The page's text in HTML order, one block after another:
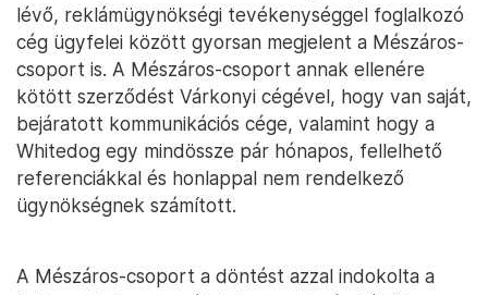
lévő, reklámügynökségi tevékenységgel foglalkozó
cég ügyfelei között gyorsan megjelent a Mészáros-
csoport is. A Mészáros-csoport annak ellenére
kötött szerződést Várkonyi cégével, hogy van saját,
bejáratott kommunikációs cége, valamint hogy a
Whitedog egy mindössze pár hónapos, fellelhető
referenciákkal és honlappal nem rendelkező
ügynökségnek számított.
A Mészáros-csoport a döntést azzal indokolta a